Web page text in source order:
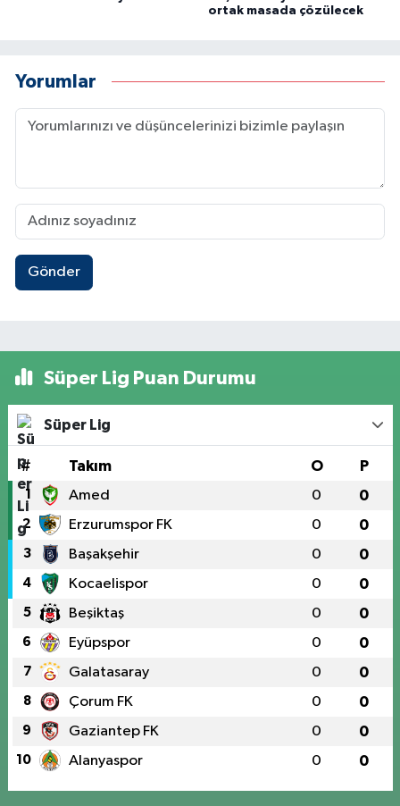
ortak masada çözülecek
Yorumlar
Gönder
Süper Lig Puan Durumu
Süper Lig
# Takım O P
1 Amed 0 0
2 Erzurumspor FK 0 0
3 Başakşehir 0 0
4 Kocaelispor 0 0
5 Beşiktaş 0 0
6 Eyüpspor 0 0
7 Galatasaray 0 0
8 Çorum FK 0 0
9 Gaziantep FK 0 0
10 Alanyaspor 0 0